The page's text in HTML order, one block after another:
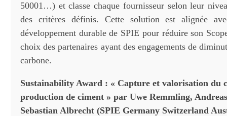
50001…) et classe chaque fournisseur selon leur
des critères définis. Cette solution est alignée
développement durable de SPIE pour réduire son
choix des partenaires ayant des engagements de
carbone.
Sustainability Award : « Capture et valorisation du
production de ciment » par Uwe Remmling,
Sebastian Albrecht (SPIE Germany Switzerland